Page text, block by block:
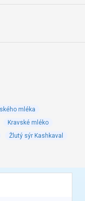
mléka
Kravské mléko
Žlutý sýr Kashkaval